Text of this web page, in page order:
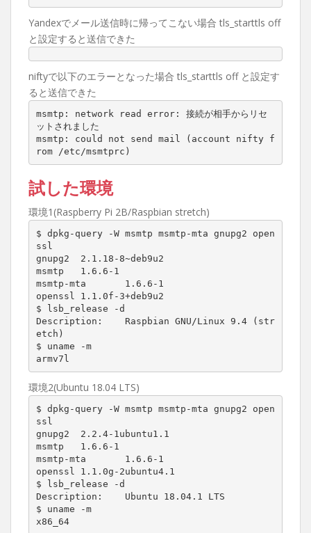
Yandexでメール送信時に帰ってこない場合 tls_starttls off
と設定すると送信できた
niftyで以下のエラーとなった場合 tls_starttls off と設定す
ると送信できた
msmtp: network read error: 接続が相手からリセ
ットされました
msmtp: could not send mail (account nifty f
rom /etc/msmtprc)
試した環境
環境1(Raspberry Pi 2B/Raspbian stretch)
$ dpkg-query -W msmtp msmtp-mta gnupg2 open
ssl
gnupg2  2.1.18-8~deb9u2
msmtp   1.6.6-1
msmtp-mta       1.6.6-1
openssl 1.1.0f-3+deb9u2
$ lsb_release -d
Description:    Raspbian GNU/Linux 9.4 (str
etch)
$ uname -m
armv7l
環境2(Ubuntu 18.04 LTS)
$ dpkg-query -W msmtp msmtp-mta gnupg2 open
ssl
gnupg2  2.2.4-1ubuntu1.1
msmtp   1.6.6-1
msmtp-mta       1.6.6-1
openssl 1.1.0g-2ubuntu4.1
$ lsb_release -d
Description:    Ubuntu 18.04.1 LTS
$ uname -m
x86_64